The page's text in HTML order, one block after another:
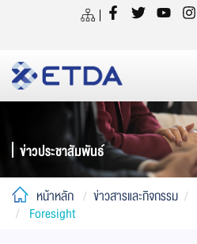
ข่าวประชาสัมพันธ์
หน้าหลัก ข่าวสารและกิจกรรม
Foresight